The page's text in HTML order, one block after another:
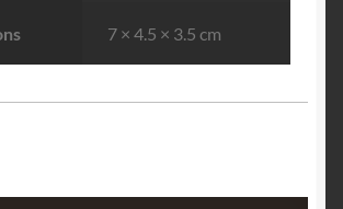
7 × 4.5 × 3.5 cm